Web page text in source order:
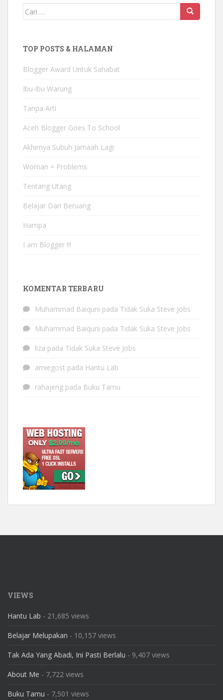
Mencari:
TOP POSTS & HALAMAN
Blogger Award Untuk Sahabat
Ibu-ibu Warung
Tanpa Arti
Aceh Blogger Goes To School
Akhirnya Subuh Jamaah Lagi
Woman = Problems
Tentang Utang
Belajar Dari Beruang
Hampa
I am Blogger !!!
KOMENTAR TERBARU
Muhammad Baiquni pada Tidak Suka Steve Jobs
Muhammad Baiquni pada Tidak Suka Steve Jobs
liza pada Tidak Suka Steve Jobs
amiegost pada Hantu Lab
rahajeng pada Buku Tamu
VIEWS
Hantu Lab - 21,685 views
Belajar Melupakan - 10,157 views
Tak Ada Yang Abadi, Ini Pasti Berlalu - 9,407 views
About Me - 7,722 views
Buku Tamu - 7,501 views